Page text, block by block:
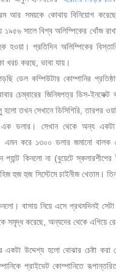
আর সময়কে কোথায় বিনিয়োগ
১৯৫৬ সালে বিশ্ব অলিম্পিকের খোঁজ
হওয়া। প্রতিদিন অলিম্পিকের
খরচ করছে, ভাবা যায়।
ডেল কম্পিউটার কোম্পানির
চেম্বারের জিনিষপত্র ডিস-
তখন সেখানে ডিসিগিরি, তারপর
ডলার। সেখান থেকে অন্য একটা
এমন করে ১৩০০ ডলার জমানো বালক
কিনলো না (বুয়েটে স্কলারশীপের
হুজ হুজ সিস্টেমে চাইনীজ খেতাম।
বাসায় নিয়ে এসে প্রথমদিনই
সমৃদ্ধ করেছে, অন্যদের থেকে এগিয়ে
একটা উদ্দেশ্য হলো বোঝার চেষ্টা করা
প্রাইভেট কোম্পানিতে